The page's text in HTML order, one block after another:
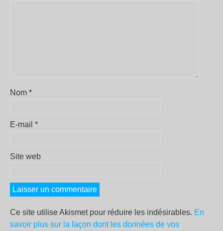
Nom *
E-mail *
Site web
Ce site utilise Akismet pour réduire les indésirables. En
savoir plus sur la façon dont les données de vos